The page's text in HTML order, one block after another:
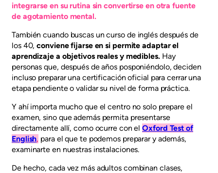
integrarse en su rutina sin convertirse en otra fuente
de agotamiento mental.
También cuando buscas un curso de inglés después de
los 40,conviene fijarse en si permite adaptar el
aprendizaje a objetivos reales y medibles. Hay
personas que, después de años posponiéndolo, deciden
incluso preparar una certificación oficial para cerrar una
etapa pendiente o validar su nivel de forma práctica.
Y ahí importa mucho que el centro no solo prepare el
examen, sino que además permita presentarse
directamente allí, como ocurre con elOxford Test of
English, para el que te podemos preparar y además,
examinarte en nuestras instalaciones.
De hecho, cada vez más adultos combinan clases,